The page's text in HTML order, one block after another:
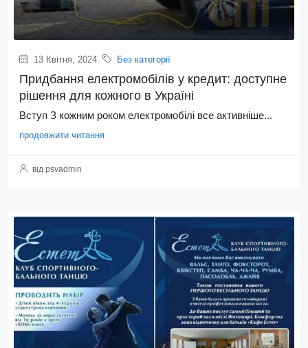
13 Квітня, 2024 Без категорії
Придбання електромобілів у кредит: доступне
рішення для кожного в Україні
Вступ З кожним роком електромобілі все активніше...
продовжити читання
від psvadmin